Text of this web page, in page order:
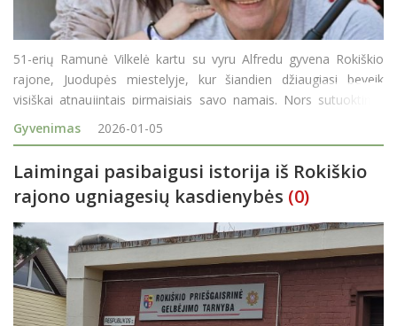
51-erių Ramunė Vilkelė kartu su vyru Alfredu gyvena Rokiškio
rajone, Juodupės miestelyje, kur šiandien džiaugiasi beveik
visiškai atnaujintais pirmaisiais savo namais. Nors sutuoktiniai
namą įsigijo prieš septynerius metus, ryžtis dideliems pokyčiams
juos paskatino ne tik
Gyvenimas 2026-01-05
Laimingai pasibaigusi istorija iš Rokiškio
rajono ugniagesių kasdienybės (0)